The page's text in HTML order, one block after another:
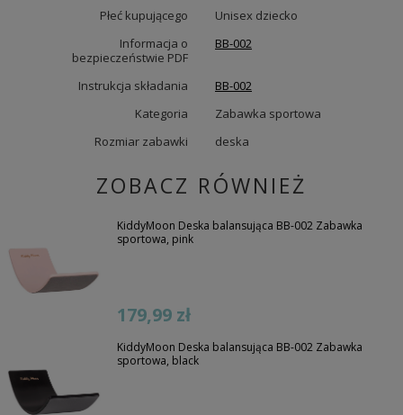
Płeć kupującego
Unisex dziecko
Informacja o
bezpieczeństwie PDF
BB-002
Instrukcja składania
BB-002
Kategoria
Zabawka sportowa
Rozmiar zabawki
deska
ZOBACZ RÓWNIEŻ
KiddyMoon Deska balansująca BB-002 Zabawka
sportowa, pink
179,99 zł
KiddyMoon Deska balansująca BB-002 Zabawka
sportowa, black